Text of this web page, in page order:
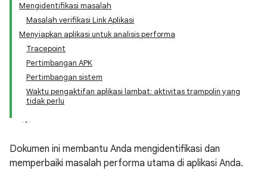
Mengidentifikasi masalah
Masalah verifikasi Link Aplikasi
Menyiapkan aplikasi untuk analisis performa
Tracepoint
Pertimbangan APK
Pertimbangan sistem
Waktu pengaktifan aplikasi lambat: aktivitas trampolin yang
tidak perlu
Dokumen ini membantu Anda mengidentifikasi dan
memperbaiki masalah performa utama di aplikasi Anda.